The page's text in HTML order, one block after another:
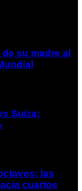
su madre al
Suiza:
las
cuartos